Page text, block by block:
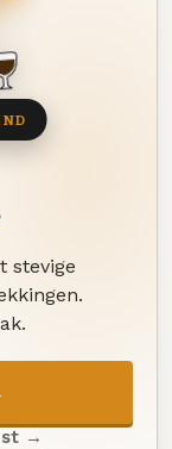
stevige
→